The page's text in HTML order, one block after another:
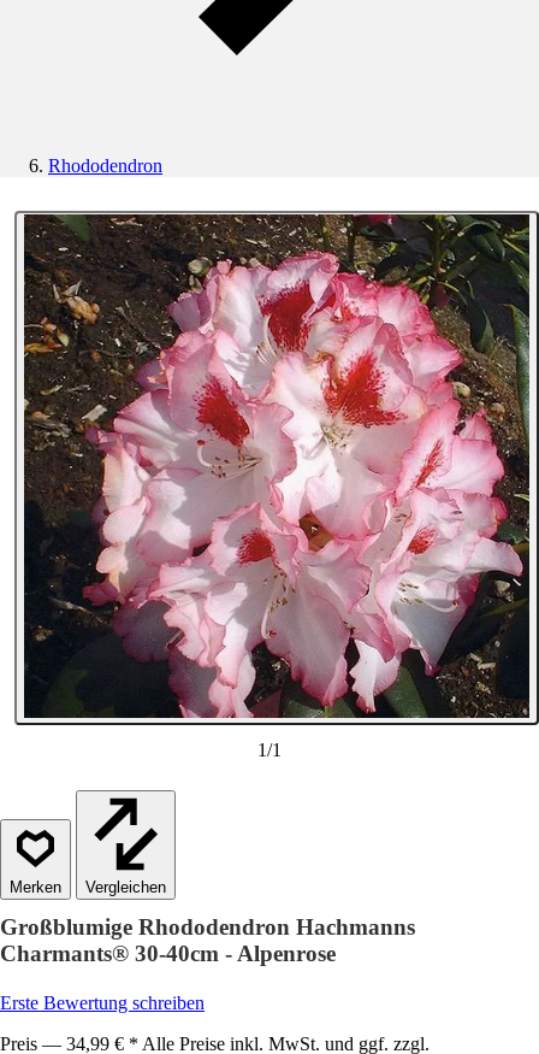
Rhododendron
1/1
Vergleichen
Großblumige Rhododendron Hachmanns
Charmants® 30-40cm - Alpenrose
Erste Bewertung schreiben
Preis — 34,99 € * Alle Preise inkl. MwSt. und ggf. zzgl.